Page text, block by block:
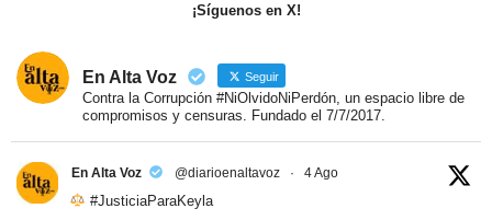
¡Síguenos en X!
En Alta Voz Seguir
Contra la Corrupción #NiOlvidoNiPerdón, un espacio libre de
compromisos y censuras. Fundado el 7/7/2017.
En Alta Voz @diarioenaltavoz · 4 Ago
#JusticiaParaKeyla